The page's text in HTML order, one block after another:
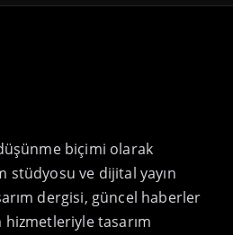
biçimi olarak
stüdyosu ve dijital yayın
dergisi, güncel haberler
tasarım